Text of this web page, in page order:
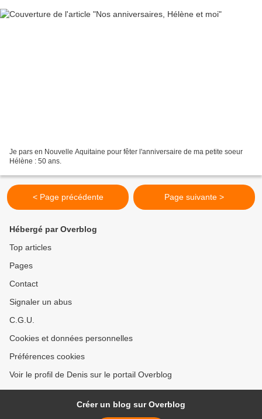
Je pars en Nouvelle Aquitaine pour fêter l'anniversaire de ma petite soeur
Hélène : 50 ans.
< Page précédente Page suivante >
Hébergé par Overblog
Top articles
Pages
Contact
Signaler un abus
C.G.U.
Cookies et données personnelles
Préférences cookies
Voir le profil de Denis sur le portail Overblog
Créer un blog sur Overblog